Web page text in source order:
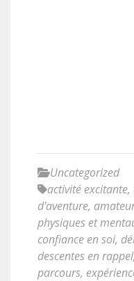
Uncategorized
activité excitante,
d'aventure,
physiques et
confiance en soi,
descentes en rappel,
parcours,